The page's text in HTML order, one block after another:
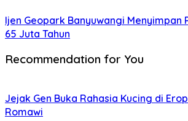
Ijen Geopark Banyuwangi Menyimpan
65 Juta Tahun
Recommendation for You
Jejak Gen Buka Rahasia Kucing di
Romawi